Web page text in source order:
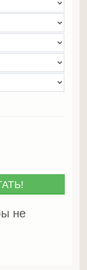
не